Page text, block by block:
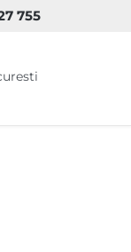
755